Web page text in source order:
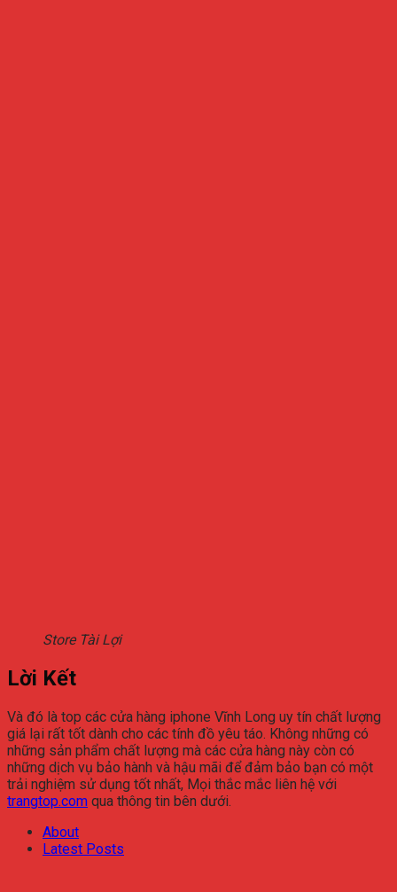
Store Tài Lợi
Lời Kết
Và đó là top các cửa hàng iphone Vĩnh Long uy tín chất lượng
giá lại rất tốt dành cho các tính đồ yêu táo. Không những có
những sản phẩm chất lượng mà các cửa hàng này còn có
những dịch vụ bảo hành và hậu mãi để đảm bảo bạn có một
trải nghiệm sử dụng tốt nhất, Mọi thắc mắc liên hệ với
trangtop.com qua thông tin bên dưới.
About
Latest Posts